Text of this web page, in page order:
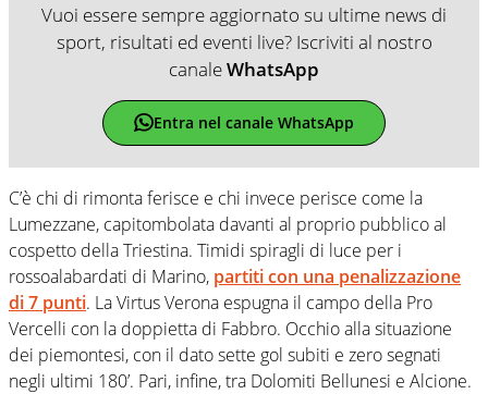
Vuoi essere sempre aggiornato su ultime news di
sport, risultati ed eventi live? Iscriviti al nostro
canaleWhatsApp
Entra nel canale WhatsApp
C’è chi di rimonta ferisce e chi invece perisce come la
Lumezzane, capitombolata davanti al proprio pubblico al
cospetto della Triestina. Timidi spiragli di luce per i
rossoalabardati di Marino, partiti con una penalizzazione
di 7 punti. La Virtus Verona espugna il campo della Pro
Vercelli con la doppietta di Fabbro. Occhio alla situazione
dei piemontesi, con il dato sette gol subiti e zero segnati
negli ultimi 180’. Pari, infine, tra Dolomiti Bellunesi e Alcione.